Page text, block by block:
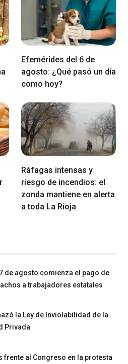
Efemérides del 6 de
agosto: ¿Qué pasó un día
como hoy?
Ráfagas intensas y
riesgo de incendios: el
zonda mantiene en alerta
a toda La Rioja
de agosto comienza el pago de
a trabajadores estatales
la Ley de Inviolabilidad de la
Privada
frente al Congreso en la protesta